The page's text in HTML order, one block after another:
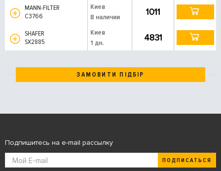
MANN-FILTER
C3766
Киев
В наличии
1011
SHAFER
SX2885
Киев
1 дн.
4831
ЗАМОВИТИ ПІДБІР
Подпишитесь на e-mail рассылку
ПОДПИСАТЬСЯ